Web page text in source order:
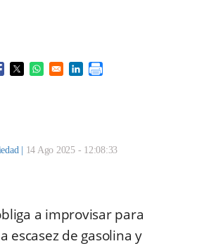
in a new window
Opens in a new window
Opens in a new window
Opens in a new window
14 Ago 2025 - 12:08:33
a improvisar para
escasez de gasolina y